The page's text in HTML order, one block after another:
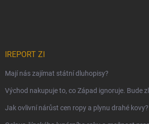
IREPORT ZI
Mají nás zajímat státní dluhopisy?
Východ nakupuje to, co Západ ignoruje. Bude
Jak ovlivní nárůst cen ropy a plynu drahé kovy?